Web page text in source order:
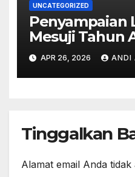
UNCATEGORIZED
Penyampaian
Mesuji Tahun
Digelar dalam
Paripurna
APR 26, 2026 ANDI
Tinggalkan
Alamat email Anda